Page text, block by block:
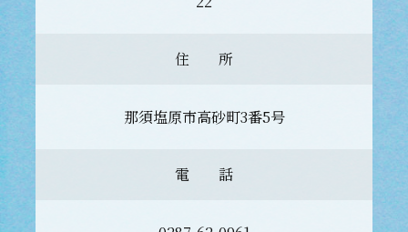
住 所
那須塩原市高砂町3番5号
電 話